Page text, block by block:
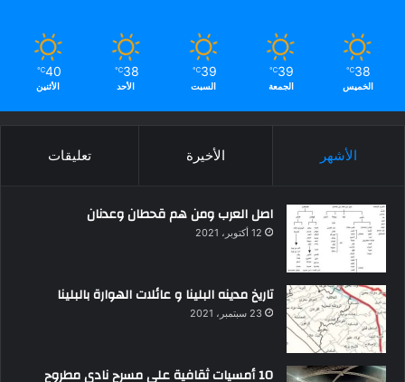
38
℃
الخميس
39
℃
الجمعة
39
℃
السبت
38
℃
الأحد
40
℃
الأثنين
الأشهر الأخيرة تعليقات
اصل العرب ومن هم قحطان وعدنان
12 أكتوبر، 2021
تاريخ مدينه البلينا و عائلات الهوارة بالبلينا
23 سبتمبر، 2021
10 أمسيات ثقافية علي مسرح نادي مطروح